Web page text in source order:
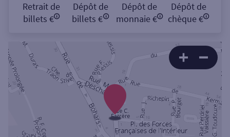
Retrait de
billets €
Dépôt de
billets €
Dépôt de
monnaie €
Dépôt de
chèque €